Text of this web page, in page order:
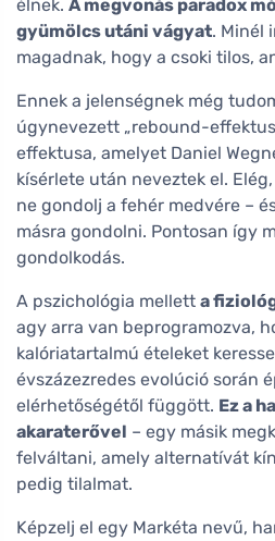
élnek. A megvonás paradox
gyümölcs utáni vágyat. Minél
magadnak, hogy a csoki tilos,
Ennek a jelenségnek még
úgynevezett „rebound-
effektusa, amelyet Daniel
kísérlete után neveztek el.
ne gondolj a fehér medvére –
másra gondolni. Pontosan így
gondolkodás.
A pszichológia mellett a
agy arra van beprogramozva,
kalóriatartalmú ételeket
évszázezredes evolúció során
elérhetőségétől függött. Ez a
akaraterővel – egy másik
felváltani, amely alternatívát
pedig tilalmat.
Képzelj el egy Markéta nevű,